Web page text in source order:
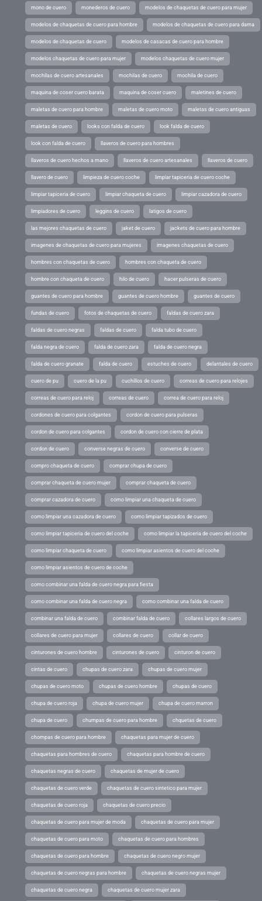
mono de cuero monederos de cuero modelos de chaquetas de cuero para mujer
modelos de chaquetas de cuero para hombre modelos de chaquetas de cuero para dama
modelos de chaquetas de cuero modelos de casacas de cuero para hombre
modelos chaquetas de cuero para mujer modelos chaquetas de cuero mujer
mochilas de cuero artesanales mochilas de cuero mochila de cuero
maquina de coser cuero barata maquina de coser cuero maletines de cuero
maletas de cuero para hombre maletas de cuero moto maletas de cuero antiguas
maletas de cuero looks con falda de cuero look falda de cuero
look con falda de cuero llaveros de cuero para hombres
llaveros de cuero hechos a mano llaveros de cuero artesanales llaveros de cuero
llavero de cuero limpieza de cuero coche limpiar tapiceria de cuero coche
limpiar tapiceria de cuero limpiar chaqueta de cuero limpiar cazadora de cuero
limpiadores de cuero leggins de cuero latigos de cuero
las mejores chaquetas de cuero jaket de cuero jackets de cuero para hombre
imagenes de chaquetas de cuero para mujeres imagenes chaquetas de cuero
hombres con chaquetas de cuero hombres con chaqueta de cuero
hombre con chaqueta de cuero hilo de cuero hacer pulseras de cuero
guantes de cuero para hombre guantes de cuero hombre guantes de cuero
fundas de cuero fotos de chaquetas de cuero faldas de cuero zara
faldas de cuero negras faldas de cuero falda tubo de cuero
falda negra de cuero falda de cuero zara falda de cuero negra
falda de cuero granate falda de cuero estuches de cuero delantales de cuero
cuero de pu cuero de la pu cuchillos de cuero correas de cuero para relojes
correas de cuero para reloj correas de cuero correa de cuero para reloj
cordones de cuero para colgantes cordon de cuero para pulseras
cordon de cuero para colgantes cordon de cuero con cierre de plata
cordon de cuero converse negras de cuero converse de cuero
compro chaqueta de cuero comprar chupa de cuero
comprar chaqueta de cuero mujer comprar chaqueta de cuero
comprar cazadora de cuero como limpiar una chaqueta de cuero
como limpiar una cazadora de cuero como limpiar tapizados de cuero
como limpiar tapiceria de cuero del coche como limpiar la tapiceria de cuero del coche
como limpiar chaqueta de cuero como limpiar asientos de cuero del coche
como limpiar asientos de cuero de coche
como combinar una falda de cuero negra para fiesta
como combinar una falda de cuero negra como combinar una falda de cuero
combinar una falda de cuero combinar falda de cuero collares largos de cuero
collares de cuero para mujer collares de cuero collar de cuero
cinturones de cuero hombre cinturones de cuero cinturon de cuero
cintas de cuero chupas de cuero zara chupas de cuero mujer
chupas de cuero moto chupas de cuero hombre chupas de cuero
chupa de cuero roja chupa de cuero mujer chupa de cuero marron
chupa de cuero chumpas de cuero para hombre chquetas de cuero
chompas de cuero para hombre chaquetas para mujer de cuero
chaquetas para hombres de cuero chaquetas para hombre de cuero
chaquetas negras de cuero chaquetas de mujer de cuero
chaquetas de cuero verde chaquetas de cuero sintetico para mujer
chaquetas de cuero roja chaquetas de cuero precio
chaquetas de cuero para mujer de moda chaquetas de cuero para mujer
chaquetas de cuero para moto chaquetas de cuero para hombres
chaquetas de cuero para hombre chaquetas de cuero negro mujer
chaquetas de cuero negras para hombre chaquetas de cuero negras mujer
chaquetas de cuero negra chaquetas de cuero mujer zara